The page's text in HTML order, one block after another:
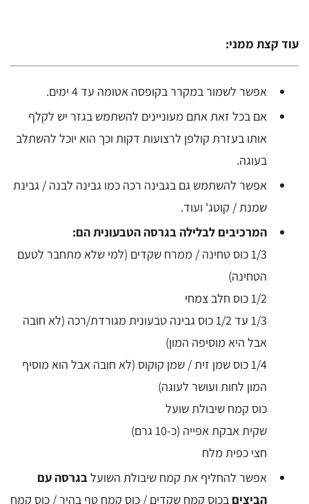
עוד קצת ממני:
אפשר לשמור במקרר בקופסה אטומה עד 4 ימים.
אם בכל זאת אתם מעוניינים להשתמש בגזר יש לקלף
אותו בעזרת קולפן לרצועות דקות וכך הוא יוכל להשתלב
בעוגה.
אפשר להשתמש גם בגבינה רכה כמו גבינה לבנה / גבינת
שמנת / קוטג' ועוד.
המרכיבים לבלילה בגרסה הטבעונית הם:
1/3 כוס טחינה / ממרח שקדים (למי שלא מתחבר לטעם
הטחינה)
1/2 כוס חלב צמחי
1/3 עד 1/2 כוס גבינה טבעונית מגורדת/רכה (לא חובה
אבל היא מוסיפה המון)
1/4 כוס שמן זית / שמן קוקוס (לא חובה אבל הוא מוסיף
המון לחות ועושר לעוגה)
כוס קמח שיבולת שועל
שקית אבקת אפייה (כ-10 גרם)
חצי כפית מלח
אפשר להחליף את קמח שיבולת השועלבגרסה עם
הביצים בכוס קמח שקדים / כוס קמח טף בהיר / כוס קמח